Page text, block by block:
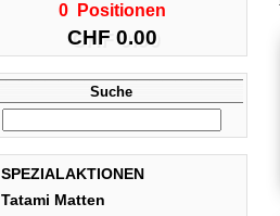
0 Positionen
CHF 0.00
Suche
SPEZIALAKTIONEN
Tatami Matten